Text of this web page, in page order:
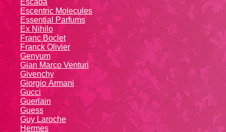
Escada
Escentric Molecules
Essential Parfums
Ex Nihilo
Franc Boclet
Franck Olivier
Genyum
Gian Marco Venturi
Givenchy
Giоrgio Аrmаni
Gucci
Guerlain
Guess
Guy Laroche
Hermes